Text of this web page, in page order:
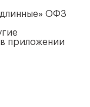
ОФЗ
приложении